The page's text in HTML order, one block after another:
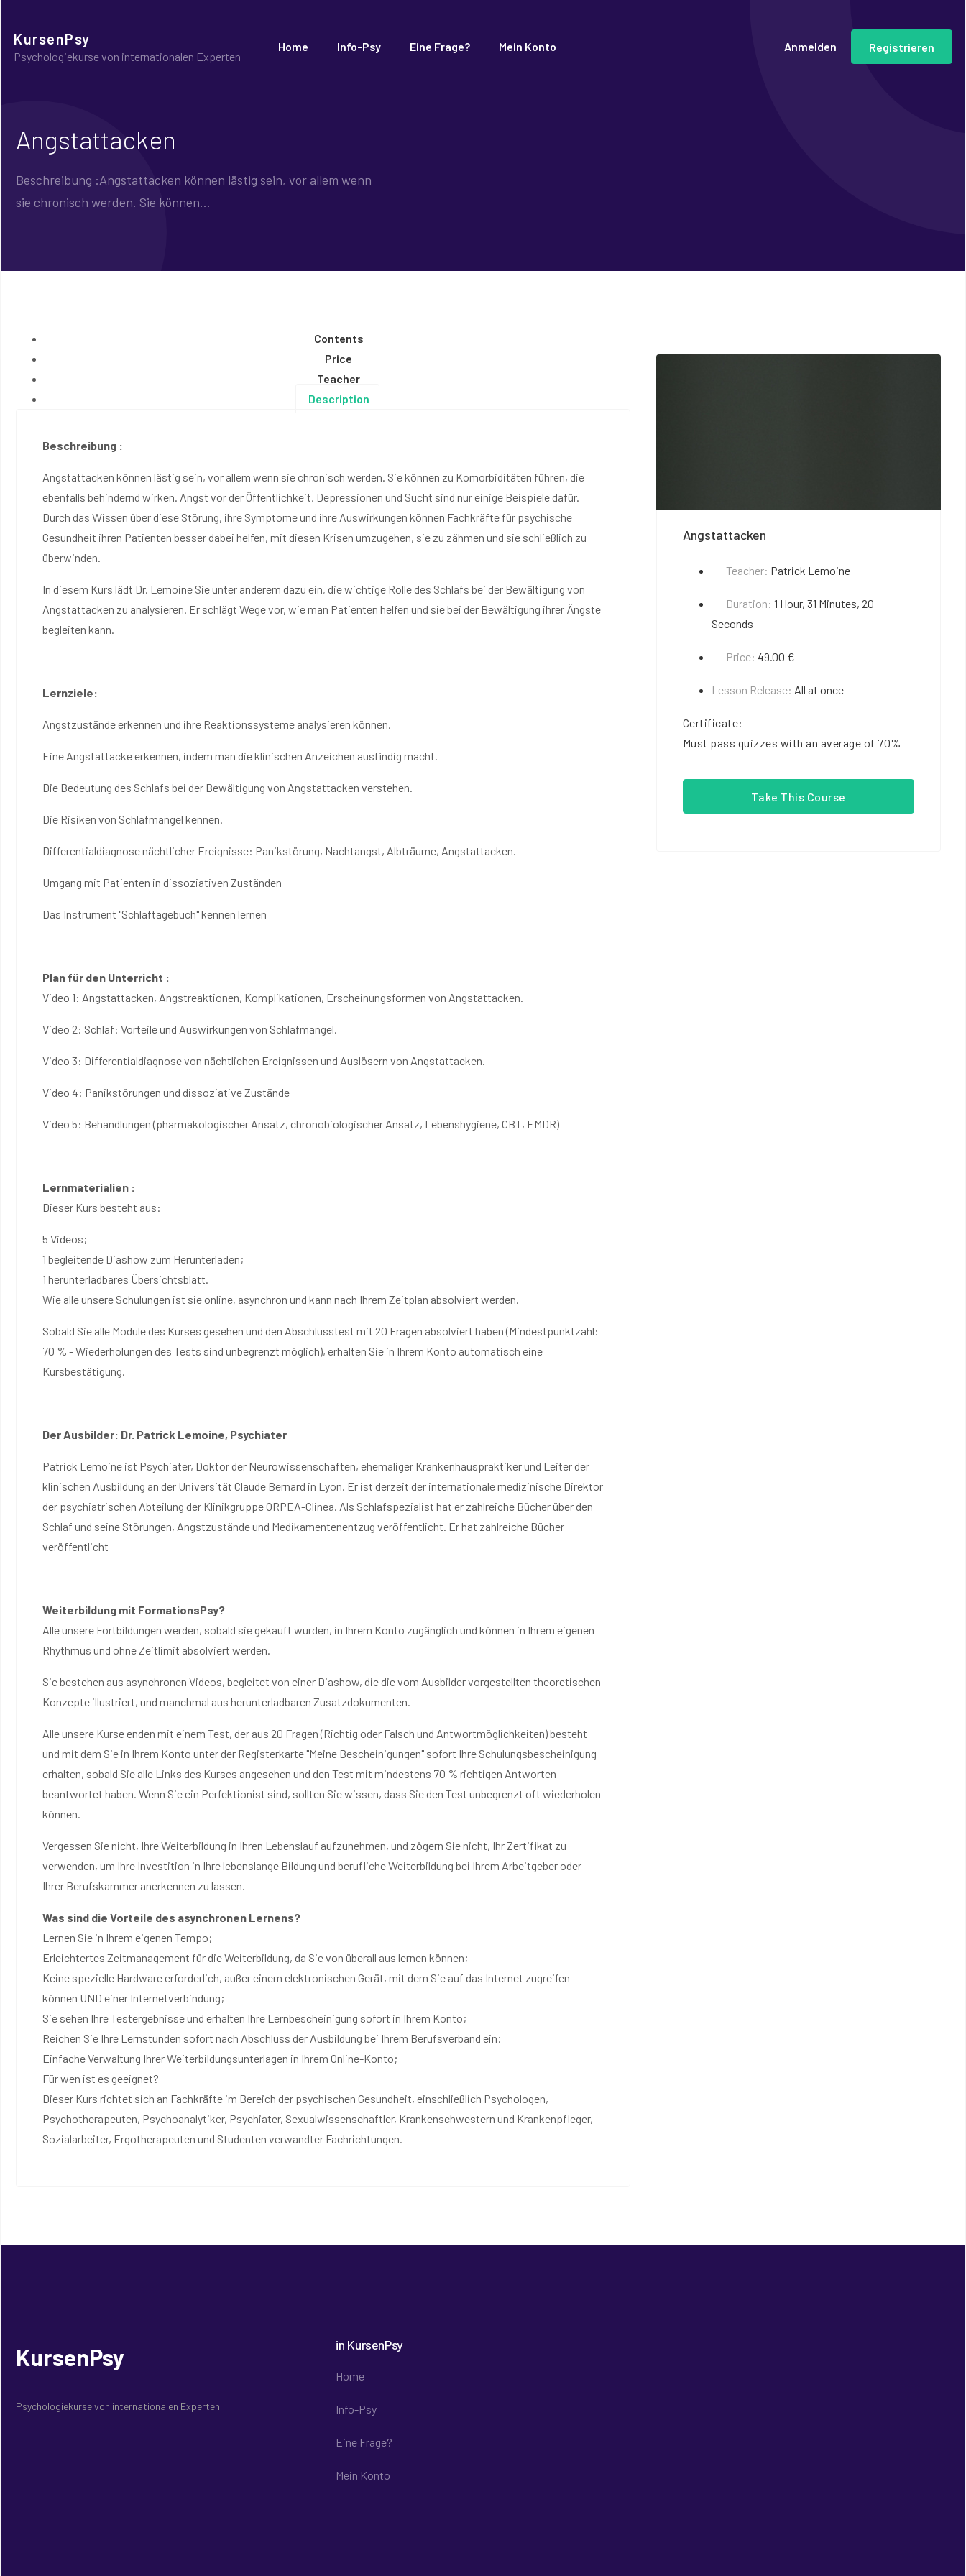
KursenPsy
Psychologiekurse von internationalen Experten
Home Info-Psy Eine Frage? Mein Konto Anmelden Registrieren
Angstattacken
Beschreibung :Angstattacken können lästig sein, vor allem wenn
sie chronisch werden. Sie können...
Angstattacken
Teacher: Patrick Lemoine
Duration: 1 Hour, 31 Minutes, 20
Seconds
Price: 49.00 €
Lesson Release: All at once
Certificate:
Must pass quizzes with an average of 70%
Take This Course
Contents
Price
Teacher
Description
Beschreibung :
Angstattacken können lästig sein, vor allem wenn sie chronisch werden. Sie können zu Komorbiditäten führen, die
ebenfalls behindernd wirken. Angst vor der Öffentlichkeit, Depressionen und Sucht sind nur einige Beispiele dafür.
Durch das Wissen über diese Störung, ihre Symptome und ihre Auswirkungen können Fachkräfte für psychische
Gesundheit ihren Patienten besser dabei helfen, mit diesen Krisen umzugehen, sie zu zähmen und sie schließlich zu
überwinden.
In diesem Kurs lädt Dr. Lemoine Sie unter anderem dazu ein, die wichtige Rolle des Schlafs bei der Bewältigung von
Angstattacken zu analysieren. Er schlägt Wege vor, wie man Patienten helfen und sie bei der Bewältigung ihrer Ängste
begleiten kann.
Lernziele:
Angstzustände erkennen und ihre Reaktionssysteme analysieren können.
Eine Angstattacke erkennen, indem man die klinischen Anzeichen ausfindig macht.
Die Bedeutung des Schlafs bei der Bewältigung von Angstattacken verstehen.
Die Risiken von Schlafmangel kennen.
Differentialdiagnose nächtlicher Ereignisse: Panikstörung, Nachtangst, Albträume, Angstattacken.
Umgang mit Patienten in dissoziativen Zuständen
Das Instrument "Schlaftagebuch" kennen lernen
Plan für den Unterricht :
Video 1: Angstattacken, Angstreaktionen, Komplikationen, Erscheinungsformen von Angstattacken.
Video 2: Schlaf: Vorteile und Auswirkungen von Schlafmangel.
Video 3: Differentialdiagnose von nächtlichen Ereignissen und Auslösern von Angstattacken.
Video 4: Panikstörungen und dissoziative Zustände
Video 5: Behandlungen (pharmakologischer Ansatz, chronobiologischer Ansatz, Lebenshygiene, CBT, EMDR)
Lernmaterialien :
Dieser Kurs besteht aus:
5 Videos;
1 begleitende Diashow zum Herunterladen;
1 herunterladbares Übersichtsblatt.
Wie alle unsere Schulungen ist sie online, asynchron und kann nach Ihrem Zeitplan absolviert werden.
Sobald Sie alle Module des Kurses gesehen und den Abschlusstest mit 20 Fragen absolviert haben (Mindestpunktzahl:
70 % - Wiederholungen des Tests sind unbegrenzt möglich), erhalten Sie in Ihrem Konto automatisch eine
Kursbestätigung.
Der Ausbilder: Dr. Patrick Lemoine, Psychiater
Patrick Lemoine ist Psychiater, Doktor der Neurowissenschaften, ehemaliger Krankenhauspraktiker und Leiter der
klinischen Ausbildung an der Universität Claude Bernard in Lyon. Er ist derzeit der internationale medizinische Direktor
der psychiatrischen Abteilung der Klinikgruppe ORPEA-Clinea. Als Schlafspezialist hat er zahlreiche Bücher über den
Schlaf und seine Störungen, Angstzustände und Medikamentenentzug veröffentlicht. Er hat zahlreiche Bücher
veröffentlicht
Weiterbildung mit FormationsPsy?
Alle unsere Fortbildungen werden, sobald sie gekauft wurden, in Ihrem Konto zugänglich und können in Ihrem eigenen
Rhythmus und ohne Zeitlimit absolviert werden.
Sie bestehen aus asynchronen Videos, begleitet von einer Diashow, die die vom Ausbilder vorgestellten theoretischen
Konzepte illustriert, und manchmal aus herunterladbaren Zusatzdokumenten.
Alle unsere Kurse enden mit einem Test, der aus 20 Fragen (Richtig oder Falsch und Antwortmöglichkeiten) besteht
und mit dem Sie in Ihrem Konto unter der Registerkarte "Meine Bescheinigungen" sofort Ihre Schulungsbescheinigung
erhalten, sobald Sie alle Links des Kurses angesehen und den Test mit mindestens 70 % richtigen Antworten
beantwortet haben. Wenn Sie ein Perfektionist sind, sollten Sie wissen, dass Sie den Test unbegrenzt oft wiederholen
können.
Vergessen Sie nicht, Ihre Weiterbildung in Ihren Lebenslauf aufzunehmen, und zögern Sie nicht, Ihr Zertifikat zu
verwenden, um Ihre Investition in Ihre lebenslange Bildung und berufliche Weiterbildung bei Ihrem Arbeitgeber oder
Ihrer Berufskammer anerkennen zu lassen.
Was sind die Vorteile des asynchronen Lernens?
Lernen Sie in Ihrem eigenen Tempo;
Erleichtertes Zeitmanagement für die Weiterbildung, da Sie von überall aus lernen können;
Keine spezielle Hardware erforderlich, außer einem elektronischen Gerät, mit dem Sie auf das Internet zugreifen
können UND einer Internetverbindung;
Sie sehen Ihre Testergebnisse und erhalten Ihre Lernbescheinigung sofort in Ihrem Konto;
Reichen Sie Ihre Lernstunden sofort nach Abschluss der Ausbildung bei Ihrem Berufsverband ein;
Einfache Verwaltung Ihrer Weiterbildungsunterlagen in Ihrem Online-Konto;
Für wen ist es geeignet?
Dieser Kurs richtet sich an Fachkräfte im Bereich der psychischen Gesundheit, einschließlich Psychologen,
Psychotherapeuten, Psychoanalytiker, Psychiater, Sexualwissenschaftler, Krankenschwestern und Krankenpfleger,
Sozialarbeiter, Ergotherapeuten und Studenten verwandter Fachrichtungen.
KursenPsy
Psychologiekurse von internationalen Experten
in KursenPsy
Home
Info-Psy
Eine Frage?
Mein Konto